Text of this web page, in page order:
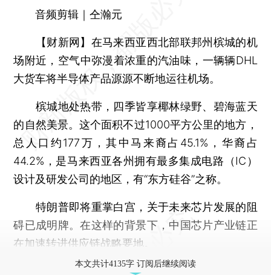
音频剪辑｜仝瀚元
【财新网】 在马来西亚西北部联邦州槟城的机
场附近，空气中弥漫着浓重的汽油味，一辆辆DHL
大货车将半导体产品源源不断地运往机场。
槟城地处热带，四季皆享椰林绿野、碧海蓝天
的自然美景。这个面积不过1000平方公里的地方，
总人口约177万，其中马来裔占45.1%，华裔占
44.2%，是马来西亚各州拥有最多集成电路（IC）
设计及研发公司的地区，有“东方硅谷”之称。
特朗普即将重掌白宫，关于未来芯片发展的阻
碍已成明牌。在这样的背景下，中国芯片产业链正
在加速转进供应链战略要地。
本文共计4135字 订阅后继续阅读